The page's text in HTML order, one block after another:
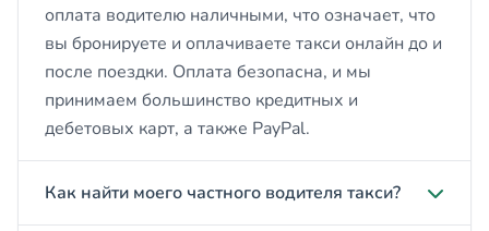
оплата водителю наличными, что означает, что
вы бронируете и оплачиваете такси онлайн до и
после поездки. Оплата безопасна, и мы
принимаем большинство кредитных и
дебетовых карт, а также PayPal.
Как найти моего частного водителя такси?